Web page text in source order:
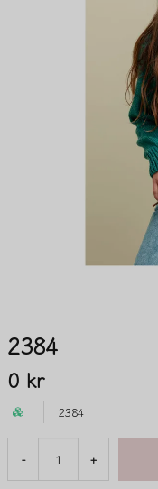
2384
0 kr
2384
- +